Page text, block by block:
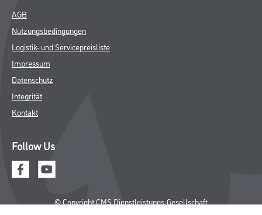
AGB
Nutzungsbedingungen
Logistik- und Servicepreisliste
Impressum
Datenschutz
Integrität
Kontakt
Follow Us
© Copyright CMS Dienstleistungs-Gesellschaft